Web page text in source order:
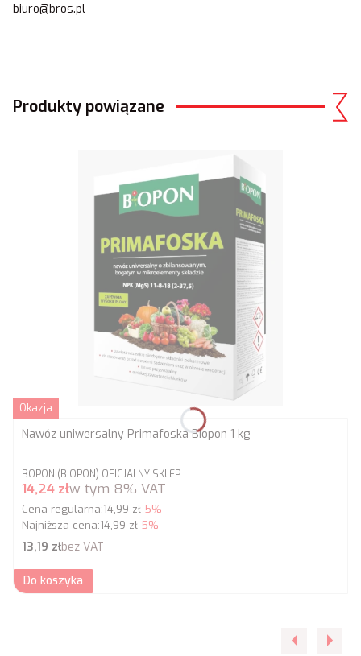
biuro@bros.pl
Produkty powiązane
Okazja
Nawóz uniwersalny Primafoska Biopon 1 kg
PRODUCENT
BOPON (BIOPON) OFICJALNY SKLEP
Cena promocyjna brutto
14,24 złw tym 8% VAT
Cena regularna:14,99 zł-5%
Najniższa cena:14,99 zł-5%
Cena netto
13,19 złbez VAT
Do koszyka